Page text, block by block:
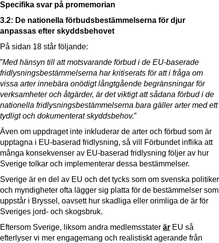
Specifika svar på promemorian
3.2: De nationella förbudsbestämmelserna för djur
anpassas efter skyddsbehovet
På sidan 18 står följande:
”Med hänsyn till att motsvarande förbud i de EU-baserade
fridlysningsbestämmelserna har kritiserats för att i fråga om
vissa arter innebära onödigt långtgående begränsningar för
verksamheter och åtgärder, är det viktigt att sådana förbud i de
nationella fridlysningsbestämmelserna bara gäller arter med ett
tydligt och dokumenterat skyddsbehov.”
Även om uppdraget inte inkluderar de arter och förbud som är
upptagna i EU-baserad fridlysning, så vill Förbundet inflika att
många konsekvenser av EU-baserad fridlysning följer av hur
Sverige tolkar och implementerar dessa bestämmelser.
Sverige är en del av EU och det tycks som om svenska politiker
och myndigheter ofta lägger sig platta för de bestämmelser som
uppstår i Bryssel, oavsett hur skadliga eller orimliga de är för
Sveriges jord- och skogsbruk.
Eftersom Sverige, liksom andra medlemsstater är EU så
efterlyser vi mer engagemang och realistiskt agerande från